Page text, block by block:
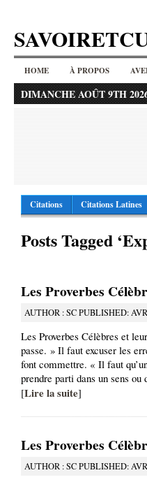
HOME À PROPOS
DIMANCHE AOÛT 9TH
Citations Citations Latines
Posts Tagged
Les Proverbes
AUTHOR : SC PUBLISHED:
Les Proverbes Célèbres et
passe. » Il faut excuser les
font commettre. « Il faut
prendre parti dans un sens
[Lire la suite]
Les Proverbes
AUTHOR : SC PUBLISHED: